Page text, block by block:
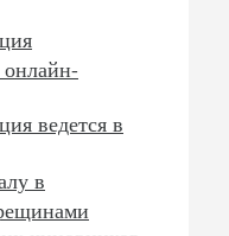
ведется в
в